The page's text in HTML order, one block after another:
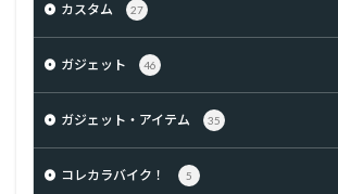
カスタム 27
ガジェット 46
ガジェット・アイテム 35
コレカラバイク！ 5